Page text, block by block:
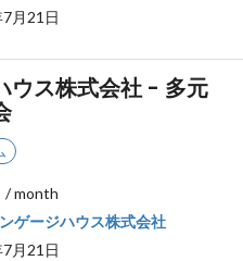
月21日
ウス株式会社 - 多元
month
ゲージハウス株式会社
月21日